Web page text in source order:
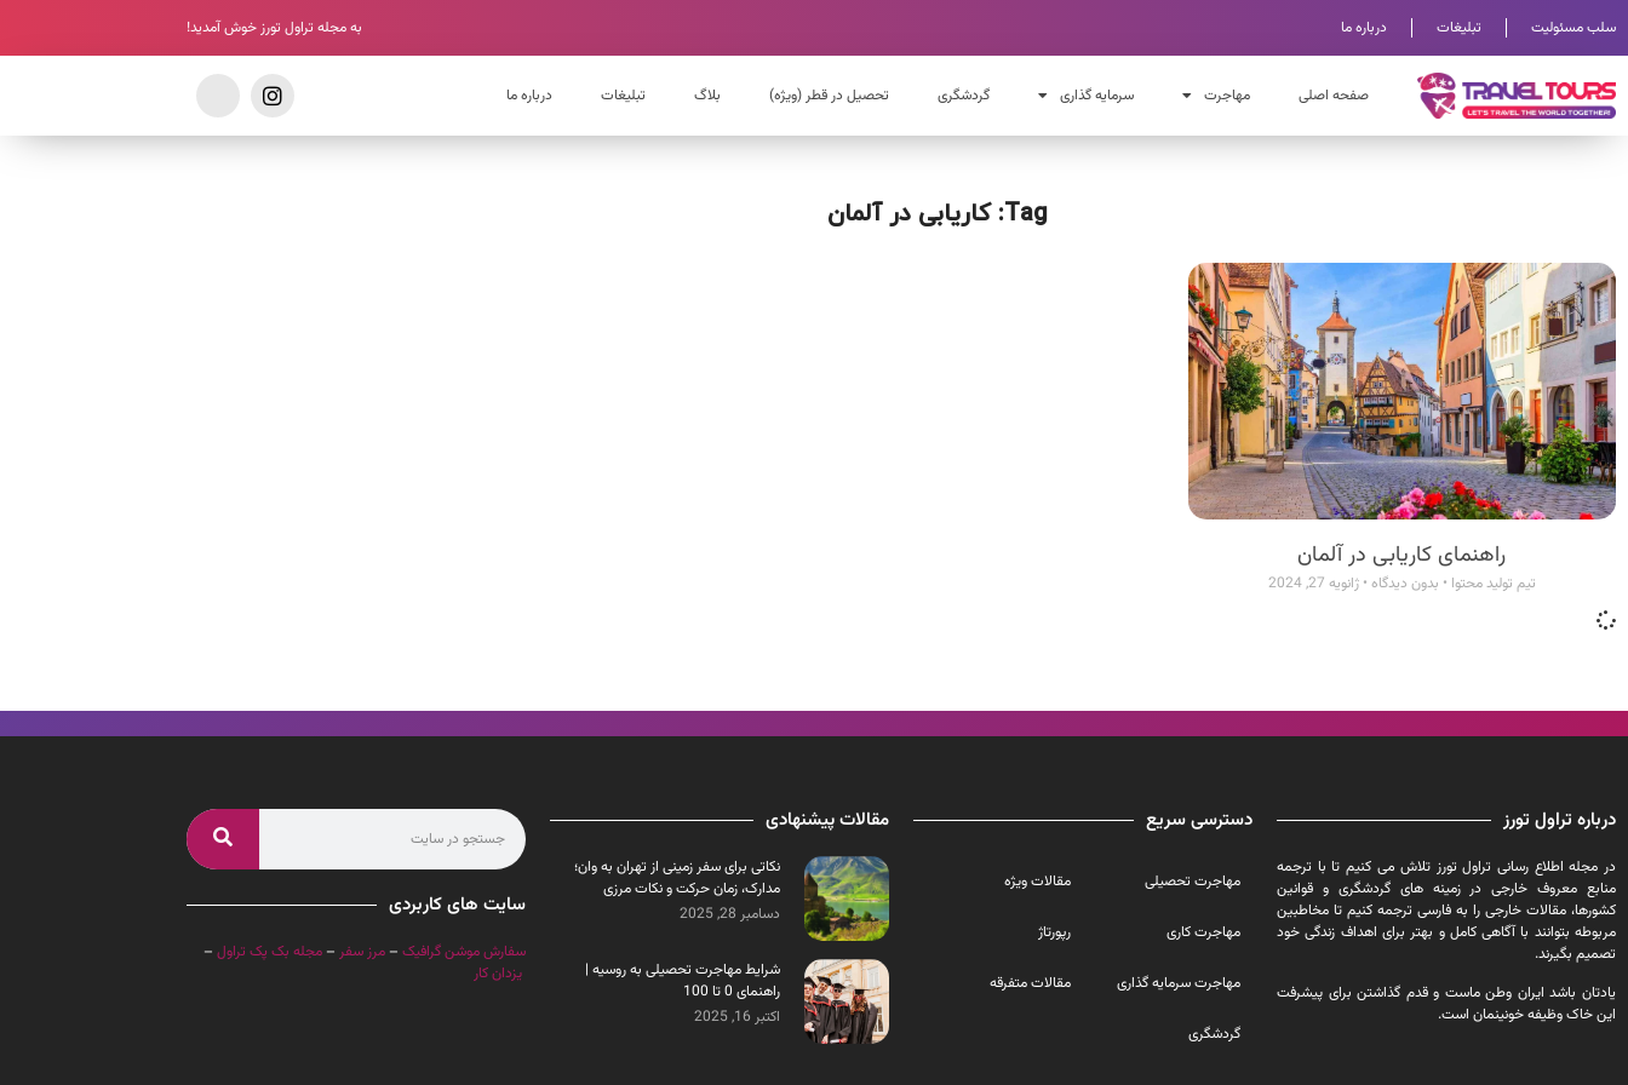
سلب مسئولیت تبلیغات درباره ما به مجله تراول تورز خوش آمدید!
صفحه اصلی مهاجرت سرمایه گذاری گردشگری تحصیل در قطر (ویژه) بلاگ تبلیغات درباره ما
Tag: کاریابی در آلمان
راهنمای کاریابی در آلمان
تیم تولید محتوا بدون دیدگاه ژانویه 27, 2024
درباره تراول تورز
در مجله اطلاع رسانی تراول تورز تلاش می کنیم تا با ترجمه
منابع معروف خارجی در زمینه های گردشگری و قوانین
کشورها، مقالات خارجی را به فارسی ترجمه کنیم تا مخاطبین
مربوطه بتوانند با آگاهی کامل و بهتر برای اهداف زندگی خود
تصمیم بگیرند.
یادتان باشد ایران وطن ماست و قدم گذاشتن برای پیشرفت
این خاک وظیفه خونینمان است.
دسترسی سریع
مهاجرت تحصیلی
مهاجرت کاری
مهاجرت سرمایه گذاری
گردشگری
مقالات ویژه
رپورتاژ
مقالات متفرقه
مقالات پیشنهادی
نکاتی برای سفر زمینی از تهران به وان؛
مدارک، زمان حرکت و نکات مرزی
دسامبر 28, 2025
شرایط مهاجرت تحصیلی به روسیه |
راهنمای 0 تا 100
اکتبر 16, 2025
سایت های کاربردی
سفارش موشن گرافیک – مرز سفر – مجله بک پک تراول –
یزدان کار